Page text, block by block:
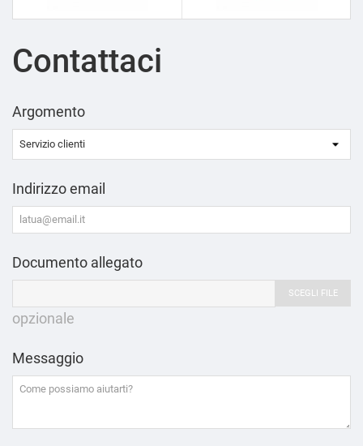
Contattaci
Argomento
Indirizzo email
Documento allegato
SCEGLI FILE
opzionale
Messaggio